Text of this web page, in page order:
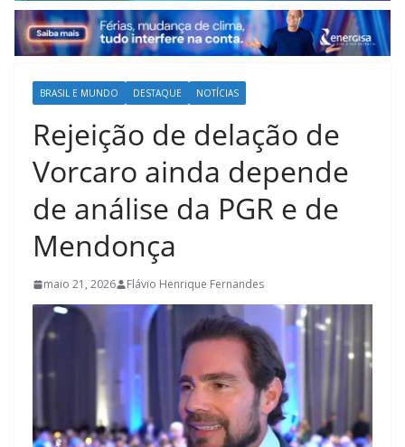
BRASIL E MUNDO DESTAQUE NOTÍCIAS
Rejeição de delação de
Vorcaro ainda depende
de análise da PGR e de
Mendonça
maio 21, 2026 Flávio Henrique Fernandes